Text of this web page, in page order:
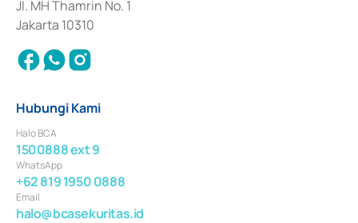
Jl. MH Thamrin No. 1
Jakarta 10310
Hubungi Kami
Halo BCA
1500888 ext 9
WhatsApp
+62 819 1950 0888
Email
halo@bcasekuritas.id